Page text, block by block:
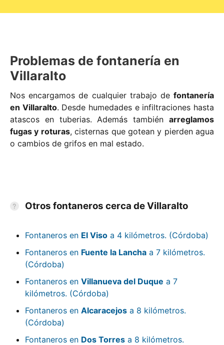
Problemas de fontanería en
Villaralto
Nos encargamos de cualquier trabajo de fontanería
en Villaralto. Desde humedades e infiltraciones hasta
atascos en tuberias. Además también arreglamos
fugas y roturas, cisternas que gotean y pierden agua
o cambios de grifos en mal estado.
Otros fontaneros cerca de Villaralto
Fontaneros en El Viso a 4 kilómetros. (Córdoba)
Fontaneros en Fuente la Lancha a 7 kilómetros.
(Córdoba)
Fontaneros en Villanueva del Duque a 7
kilómetros. (Córdoba)
Fontaneros en Alcaracejos a 8 kilómetros.
(Córdoba)
Fontaneros en Dos Torres a 8 kilómetros.